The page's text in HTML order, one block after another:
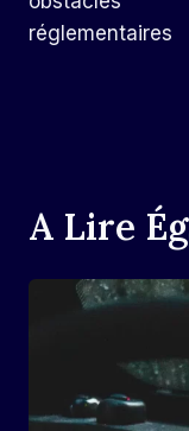
réglementaires
A Lire